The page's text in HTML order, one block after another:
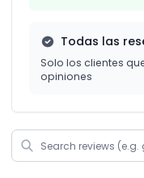
Todas las
Solo los clientes
opiniones